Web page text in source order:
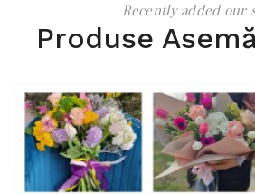
Recently added our
Produse